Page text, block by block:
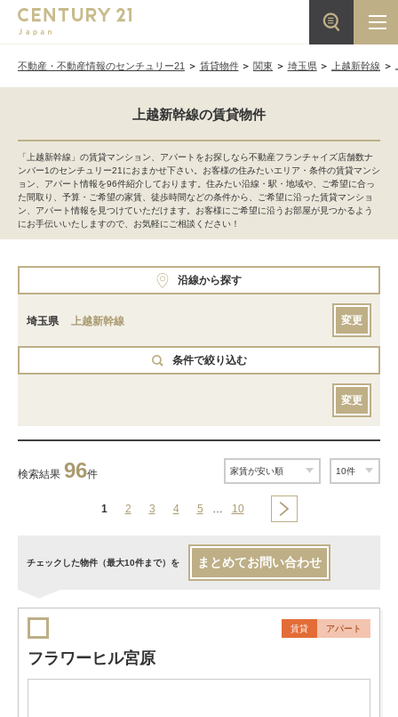
不動産・不動産情報のセンチュリー21 賃貸物件 関東 埼玉県 上越新幹線
上越新幹線の賃貸物件
「上越新幹線」の賃貸マンション、アパートをお探しなら不動産フランチャイズ店舗数ナ
ンバー1のセンチュリー21におまかせ下さい。お客様の住みたいエリア・条件の賃貸マンシ
ョン、アパート情報を96件紹介しております。住みたい沿線・駅・地域や、ご希望に合っ
た間取り、予算・ご希望の家賃、徒歩時間などの条件から、ご希望に沿った賃貸マンショ
ン、アパート情報を見つけていただけます。お客様にご希望に沿うお部屋が見つかるよう
にお手伝いいたしますので、お気軽にご相談ください！
沿線から探す
埼玉県 上越新幹線 変更
条件で絞り込む
変更
検索結果 96件
1 2 3 4 5 … 10
チェックした物件（最大10件まで）を まとめてお問い合わせ
賃貸 アパート
フラワーヒル宮原